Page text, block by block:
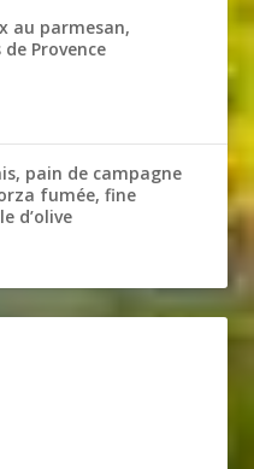
au parmesan,
Provence
pain de campagne
fumée, fine
d’olive